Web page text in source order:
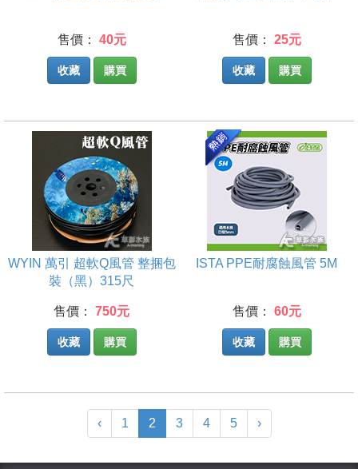
售價： 40元
收藏 購買
售價： 25元
收藏 購買
WYIN 萬引 超軟Q風管 整捆包
裝（黑）315尺
售價： 750元
收藏 購買
ISTA PPE耐腐蝕風管 5M
售價： 60元
收藏 購買
‹ 1 2(current)
3 4 5 ›